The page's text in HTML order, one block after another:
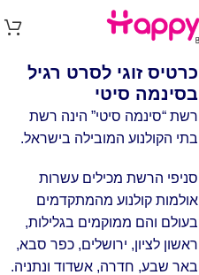
כרטיס זוגי לסרט רגיל
בסינמה סיטי
רשת “סינמה סיטי” הינה רשת
בתי הקולנוע המובילה בישראל.
סניפי הרשת מכילים עשרות
אולמות קולנוע מהמתקדמים
בעולם והם ממוקמים בגלילות,
ראשון לציון, ירושלים, כפר סבא,
באר שבע, חדרה, אשדוד ונתניה.